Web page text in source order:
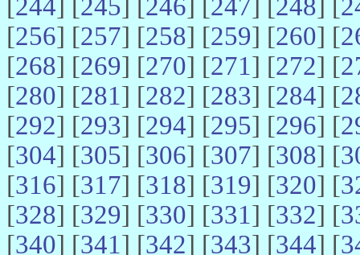
[244] [245] [246] [247] [248] [
[256] [257] [258] [259] [260] [
[268] [269] [270] [271] [272] [
[280] [281] [282] [283] [284] [
[292] [293] [294] [295] [296] [
[304] [305] [306] [307] [308] [
[316] [317] [318] [319] [320] [
[328] [329] [330] [331] [332] [
[340] [341] [342] [343] [344] [